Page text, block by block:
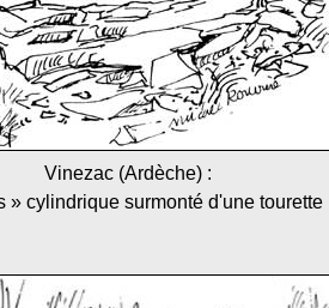
Vinezac (Ardèche) :
» cylindrique surmonté d'une tourette